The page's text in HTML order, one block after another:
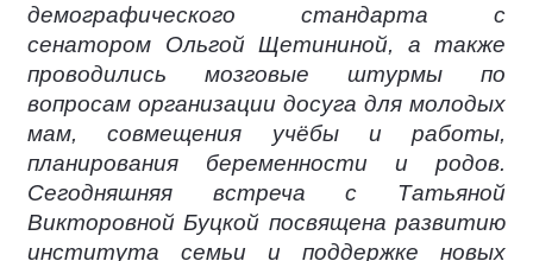
демографического стандарта с
сенатором Ольгой Щетининой, а также
проводились мозговые штурмы по
вопросам организации досуга для молодых
мам, совмещения учёбы и работы,
планирования беременности и родов.
Сегодняшняя встреча с Татьяной
Викторовной Буцкой посвящена развитию
института семьи и поддержке новых